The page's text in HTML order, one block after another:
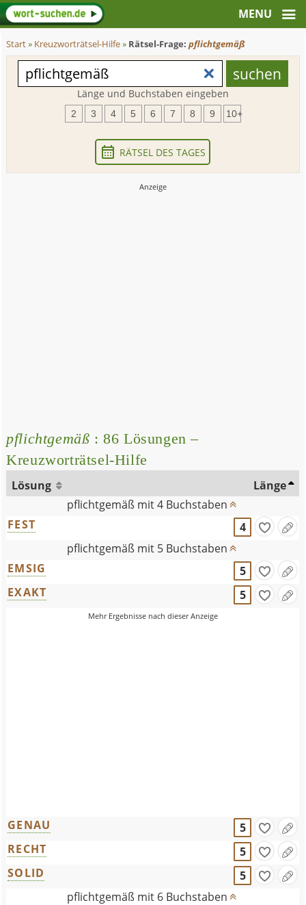
Start» Kreuzworträtsel-Hilfe» Rätsel-Frage:pflichtgemäß
Länge und Buchstaben eingeben
2 3 4 5 6 7 8 9 10+
RÄTSEL DES TAGES
pflichtgemäß : 86 Lösungen –
Kreuzworträtsel-Hilfe
Lösung
Länge
pflichtgemäß mit 4 Buchstaben
FEST
4
pflichtgemäß mit 5 Buchstaben
EMSIG
5
EXAKT
5
GENAU
5
RECHT
5
SOLID
5
pflichtgemäß mit 6 Buchstaben